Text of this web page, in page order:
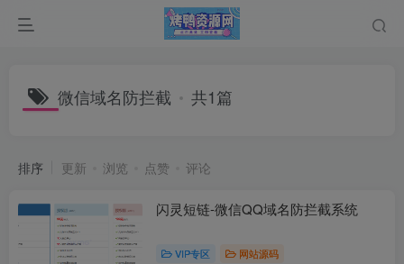
微信域名防拦截 共1篇
排序 更新 浏览 点赞 评论
闪灵短链-微信QQ域名防拦截系统
VIP专区 网站源码